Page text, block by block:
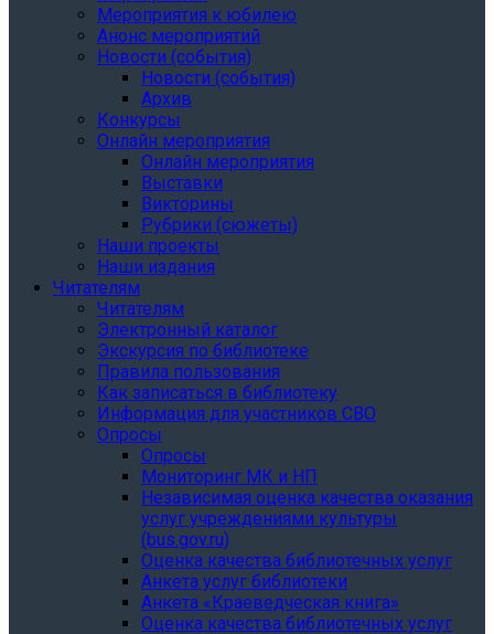
Мероприятия к юбилею
Анонс мероприятий
Новости (события)
Новости (события)
Архив
Конкурсы
Онлайн мероприятия
Онлайн мероприятия
Выставки
Викторины
Рубрики (сюжеты)
Наши проекты
Наши издания
Читателям
Читателям
Электронный каталог
Экскурсия по библиотеке
Правила пользования
Как записаться в библиотеку
Информация для участников СВО
Опросы
Опросы
Мониторинг МК и НП
Независимая оценка качества оказания
услуг учреждениями культуры
(bus.gov.ru)
Оценка качества библиотечных услуг
Анкета услуг библиотеки
Анкета «Краеведческая книга»
Oценка качества библиотечных услуг